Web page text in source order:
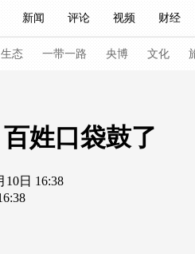
新闻 评论 视频 财经
+ 中国领导人 央视快评 习
全 节目单 听音 微视频
English Монгол
生态 一带一路 央博 文化
国际 评论
姓口袋鼓了
10日 16:38